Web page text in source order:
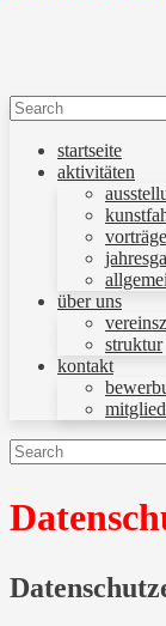
menu
Search
for:
startseite
aktivitäten
vorträge
über uns
struktur
kontakt
Search
for: